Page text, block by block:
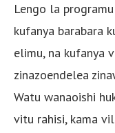
Lengo la
kufanya barabara
elimu, na kufanya
zinazoendelea
Watu wanaoishi
vitu rahisi, kama